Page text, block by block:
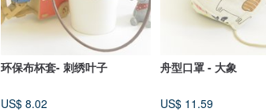
环保布杯套- 刺绣叶子
US$ 8.02
舟型口罩 - 大象
US$ 11.59